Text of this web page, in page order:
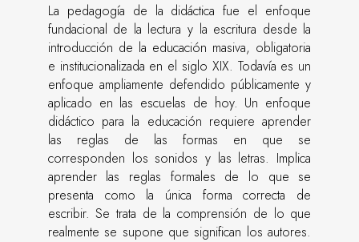
La pedagogía de la didáctica fue el enfoque
fundacional de la lectura y la escritura desde la
introducción de la educación masiva, obligatoria
e institucionalizada en el siglo XIX. Todavía es un
enfoque ampliamente defendido públicamente y
aplicado en las escuelas de hoy. Un enfoque
didáctico para la educación requiere aprender
las reglas de las formas en que se
corresponden los sonidos y las letras. Implica
aprender las reglas formales de lo que se
presenta como la única forma correcta de
escribir. Se trata de la comprensión de lo que
realmente se supone que significan los autores.